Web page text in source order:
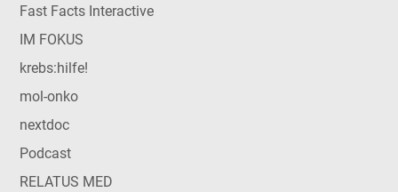
Fast Facts Interactive
IM FOKUS
krebs:hilfe!
mol-onko
nextdoc
Podcast
RELATUS MED